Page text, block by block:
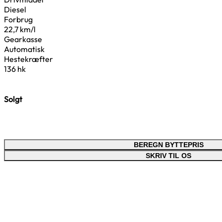
Diesel
Forbrug
22,7 km/l
Gearkasse
Automatisk
Hestekræfter
136 hk
Solgt
BEREGN BYTTEPRIS
SKRIV TIL OS